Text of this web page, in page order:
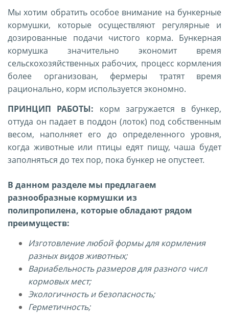
Мы хотим обратить особое внимание на бункерные
кормушки, которые осуществляют регулярные и
дозированные подачи чистого корма. Бункерная
кормушка значительно экономит время
сельскохозяйственных рабочих, процесс кормления
более организован, фермеры тратят время
рационально, корм используется экономно.
ПРИНЦИП РАБОТЫ: корм загружается в бункер,
оттуда он падает в поддон (лоток) под собственным
весом, наполняет его до определенного уровня,
когда животные или птицы едят пищу, чаша будет
заполняться до тех пор, пока бункер не опустеет.
В данном разделе мы предлагаем
разнообразные кормушки из
полипропилена, которые обладают рядом
преимуществ:
Изготовление любой формы для кормления
разных видов животных;
Вариабельность размеров для разного числ
кормовых мест;
Экологичность и безопасность;
Герметичность;